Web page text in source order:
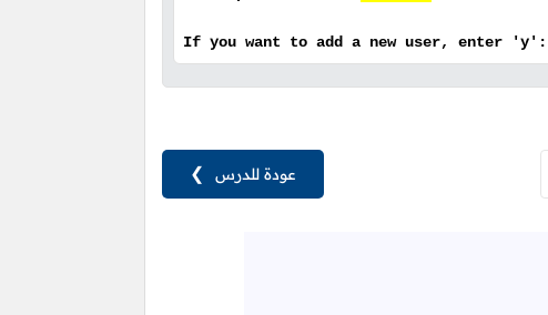
If you want to add a new user, enter 'y':
عودة للدرس ❯